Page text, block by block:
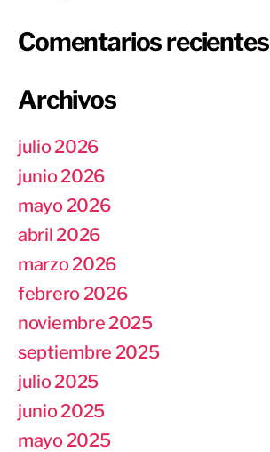
Comentarios recientes
Archivos
julio 2026
junio 2026
mayo 2026
abril 2026
marzo 2026
febrero 2026
noviembre 2025
septiembre 2025
julio 2025
junio 2025
mayo 2025